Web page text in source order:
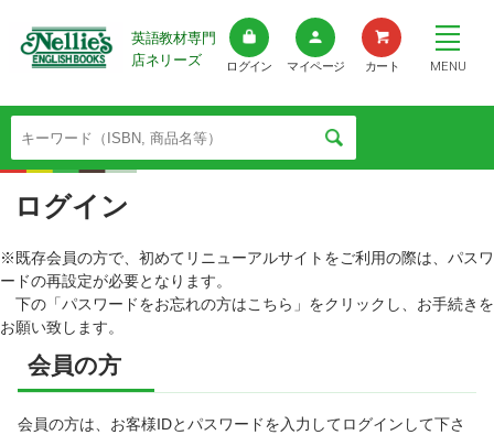
英語教材専門
店ネリーズ
ログイン マイページ カート MENU
ログイン
※既存会員の方で、初めてリニューアルサイトをご利用の際は、パスワ
ードの再設定が必要となります。
下の「パスワードをお忘れの方はこちら」をクリックし、お手続きを
お願い致します。
会員の方
会員の方は、お客様IDとパスワードを入力してログインして下さ